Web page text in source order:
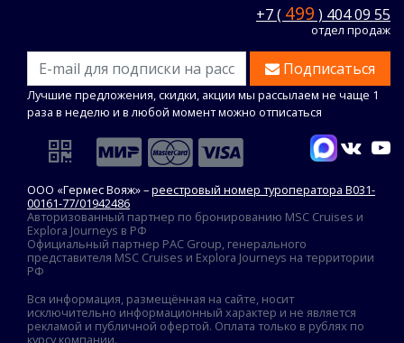
+7 ( 499 ) 404 09 55
отдел продаж
Подписаться
Лучшие предложения, скидки, акции мы рассылаем не чаще 1
раза в неделю и в любой момент можно отписаться
ООО «Гермес Вояж» –реестровый номер туроператора В031-
00161-77/01942486
Авторизованный партнер по бронированию MSC Cruises и
Explora Journeys в РФ
Официальный партнер PAC Group, генерального
представителя MSC Cruises и Explora Journeys на территории
РФ
Вся информация, размещённая на сайте, носит
исключительно информационный характер и не является
рекламой и публичной офертой. Оплата только в рублях по
курсу компании.